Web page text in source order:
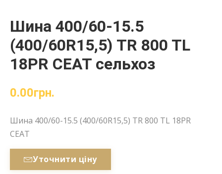
Шина 400/60-15.5
(400/60R15,5) TR 800 TL
18PR CEAT сельхоз
0.00грн.
Шина 400/60-15.5 (400/60R15,5) TR 800 TL 18PR
CEAT
Уточнити ціну